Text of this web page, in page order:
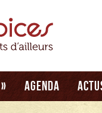
» Agenda